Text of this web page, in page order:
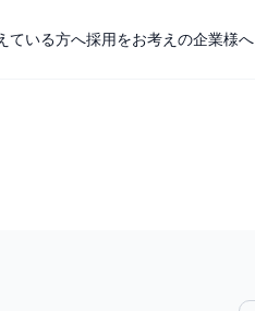
ている方へ採用をお考えの企業様へ